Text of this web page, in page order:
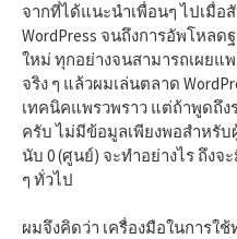
จากที่ได้แนะนำเพื่อนๆ ไปเมื่
WordPress จนถึงการอัพโหล
ใหม่ ทุกอย่างจนสามารถเผยแ
จริง ๆ แล้วผมเล่นตลาด
เทคนิคแพรวพราว แต่ถ้าพูดถึ
ครับ ไม่มีข้อมูลเพียงพอสำหรับ
นับ 0 (ศูนย์) จะทำอย่างไร ถึง
ๆ ทั่วไป
ผมจึงคิดว่า เครื่องมือในการใ